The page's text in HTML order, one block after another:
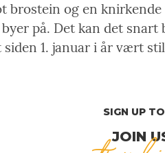
brostein og en
på. Det kan det
siden 1. januar i år vært
SIGN UP
JOIN